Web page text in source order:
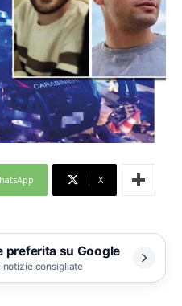
X
preferita su Google
notizie consigliate